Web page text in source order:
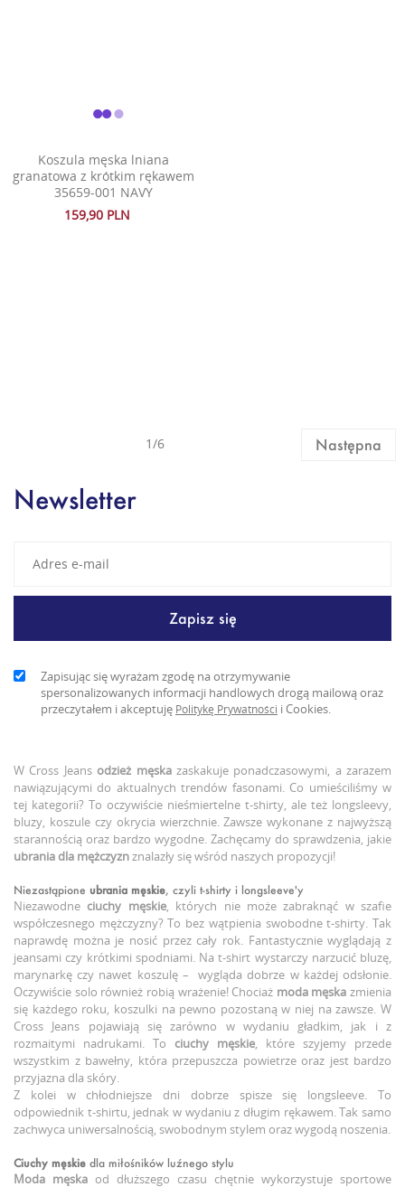
Koszula męska lniana
granatowa z krótkim rękawem
35659-001 NAVY
159,90 PLN
Następna
1/6
Newsletter
Zapisując się wyrażam zgodę na otrzymywanie
spersonalizowanych informacji handlowych drogą mailową oraz
przeczytałem i akceptuję Politykę Prywatności i Cookies.
W Cross Jeansodzież męskazaskakuje ponadczasowymi, a zarazem
nawiązującymi do aktualnych trendów fasonami. Co umieściliśmy w
tej kategorii? To oczywiście nieśmiertelne t-shirty, ale też longsleevy,
bluzy, koszule czy okrycia wierzchnie. Zawsze wykonane z najwyższą
starannością oraz bardzo wygodne. Zachęcamy do sprawdzenia, jakie
ubrania dla mężczyznznalazły się wśród naszych propozycji!
Niezastąpione ubrania męskie, czyli t-shirty i longsleeve'y
Niezawodne ciuchy męskie, których nie może zabraknąć w szafie
współczesnego mężczyzny? To bez wątpienia swobodne t-shirty. Tak
naprawdę można je nosić przez cały rok. Fantastycznie wyglądają z
jeansami czy krótkimi spodniami. Na t-shirt wystarczy narzucić bluzę,
marynarkę czy nawet koszulę – wygląda dobrze w każdej odsłonie.
Oczywiście solo również robią wrażenie! Chociaż moda męska zmienia
się każdego roku, koszulki na pewno pozostaną w niej na zawsze. W
Cross Jeans pojawiają się zarówno w wydaniu gładkim, jak i z
rozmaitymi nadrukami. To ciuchy męskie, które szyjemy przede
wszystkim z bawełny, która przepuszcza powietrze oraz jest bardzo
przyjazna dla skóry.
Z kolei w chłodniejsze dni dobrze spisze się longsleeve. To
odpowiednik t-shirtu, jednak w wydaniu z długim rękawem. Tak samo
zachwyca uniwersalnością, swobodnym stylem oraz wygodą noszenia.
Ciuchy męskie dla miłośników luźnego stylu
Moda męska od dłuższego czasu chętnie wykorzystuje sportowe